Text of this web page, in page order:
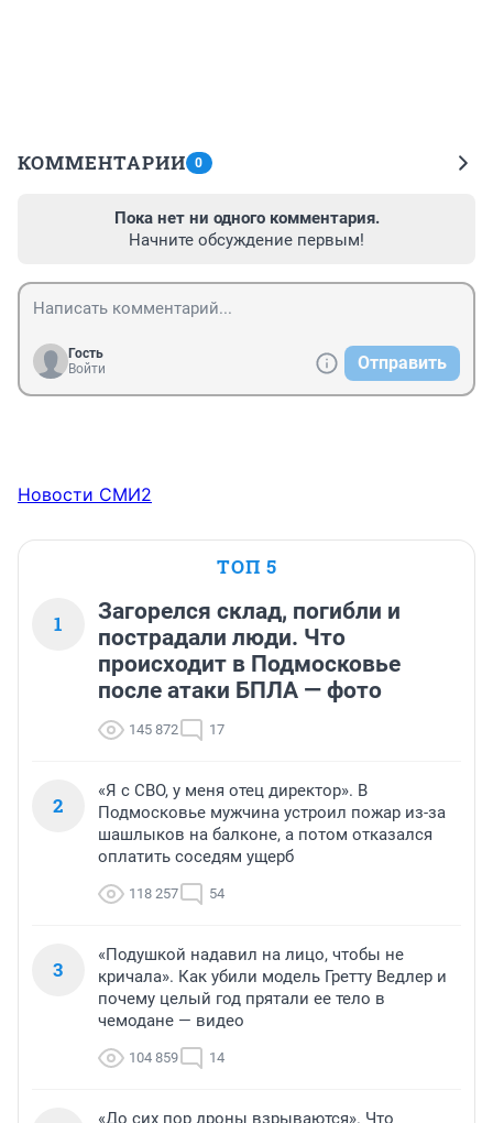
КОММЕНТАРИИ 0
Пока нет ни одного комментария.
Начните обсуждение первым!
Гость
Войти
Отправить
Новости СМИ2
ТОП 5
1
Загорелся склад, погибли и
пострадали люди. Что
происходит в Подмосковье
после атаки БПЛА — фото
145 872 17
2
«Я с СВО, у меня отец директор». В
Подмосковье мужчина устроил пожар из-за
шашлыков на балконе, а потом отказался
оплатить соседям ущерб
118 257 54
3
«Подушкой надавил на лицо, чтобы не
кричала». Как убили модель Гретту Ведлер и
почему целый год прятали ее тело в
чемодане — видео
104 859 14
«До сих пор дроны взрываются». Что